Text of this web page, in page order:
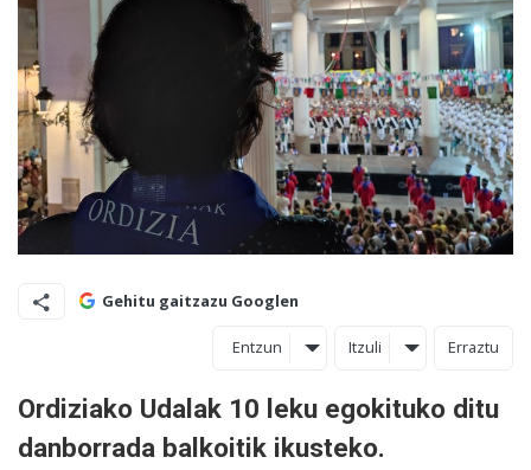
Gehitu gaitzazu Googlen
Entzun Itzuli Erraztu
Ordiziako Udalak 10 leku egokituko ditu
danborrada balkoitik ikusteko.